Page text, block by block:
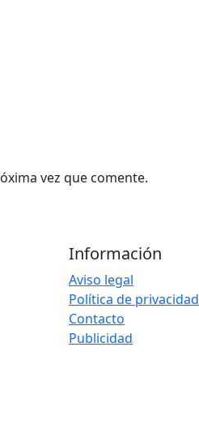
vez que comente.
Información
Aviso legal
Política de privacidad
Contacto
Publicidad